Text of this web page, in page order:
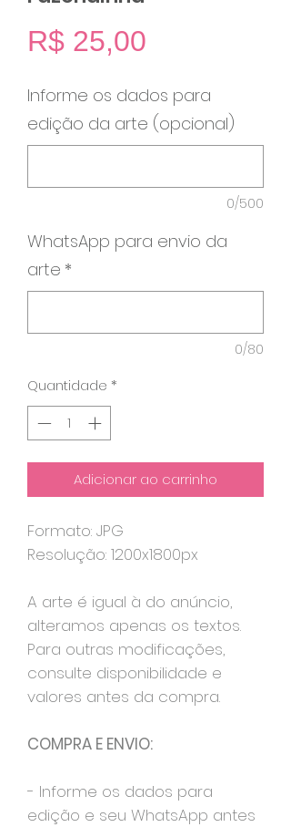
R$ 25,00
Informe os dados para
edição da arte (opcional)
0/500
WhatsApp para envio da
arte *
0/80
Quantidade *
Adicionar ao carrinho
Formato: JPG
Resolução: 1200x1800px
A arte é igual à do anúncio,
alteramos apenas os textos.
Para outras modificações,
consulte disponibilidade e
valores antes da compra.
COMPRA E ENVIO:
- Informe os dados para
edição e seu WhatsApp antes